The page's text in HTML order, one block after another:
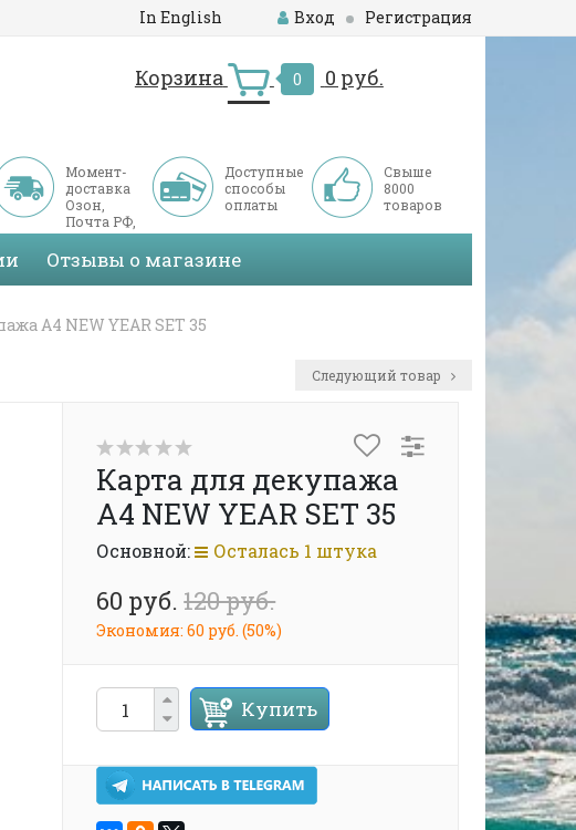
In English Вход Регистрация
Корзина 0 0 руб.
Момент-
доставка
Озон,
Почта РФ,
СДЭК
Доступные
способы
оплаты
Свыше
8000
товаров
Отзывы о магазине
А4 NEW YEAR SET 35
Следующий товар
Карта для декупажа
А4 NEW YEAR SET 35
Основной: Осталась 1 штука
60 руб. 120 руб.
Экономия:60 руб. (50%)
Купить